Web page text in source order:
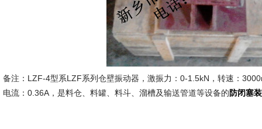
备注：LZF-4型系LZF系列仓壁振动器，激振力：0-1.5kN，转速：
电流：0.36A，是料仓、料罐、料斗、溜槽及输送管道等设备的 防闭塞